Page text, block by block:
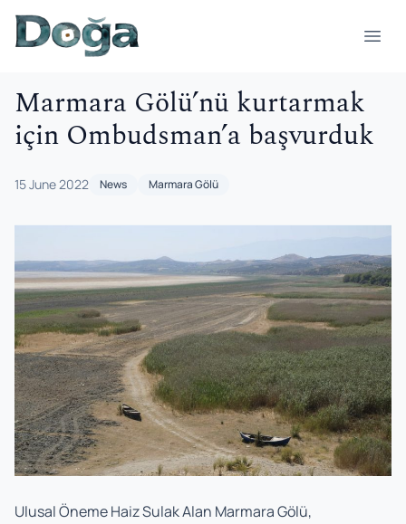
Skip to content
Marmara Gölü’nü kurtarmak
için Ombudsman’a başvurduk
15 June 2022 News Marmara Gölü
Ulusal Öneme Haiz Sulak Alan Marmara Gölü,